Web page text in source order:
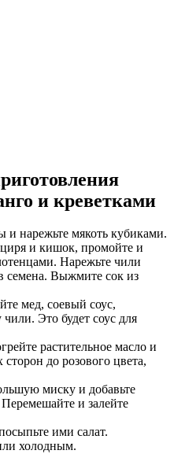
и креветками
и нарежьте мякоть кубиками.
и кишок, промойте и
Нарежьте чили
семена. Выжмите сок из
мед, соевый соус,
Это будет соус для
растительное масло и
сторон до розового цвета,
миску и добавьте
и залейте
ими салат.
холодным.